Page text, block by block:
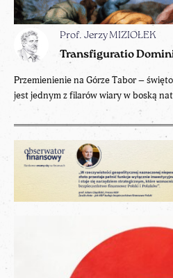
Prof. Jerzy MIZIOŁEK
Transfiguratio
Przemienienie na Górze Tabor –
jest jednym z filarów wiary w boską